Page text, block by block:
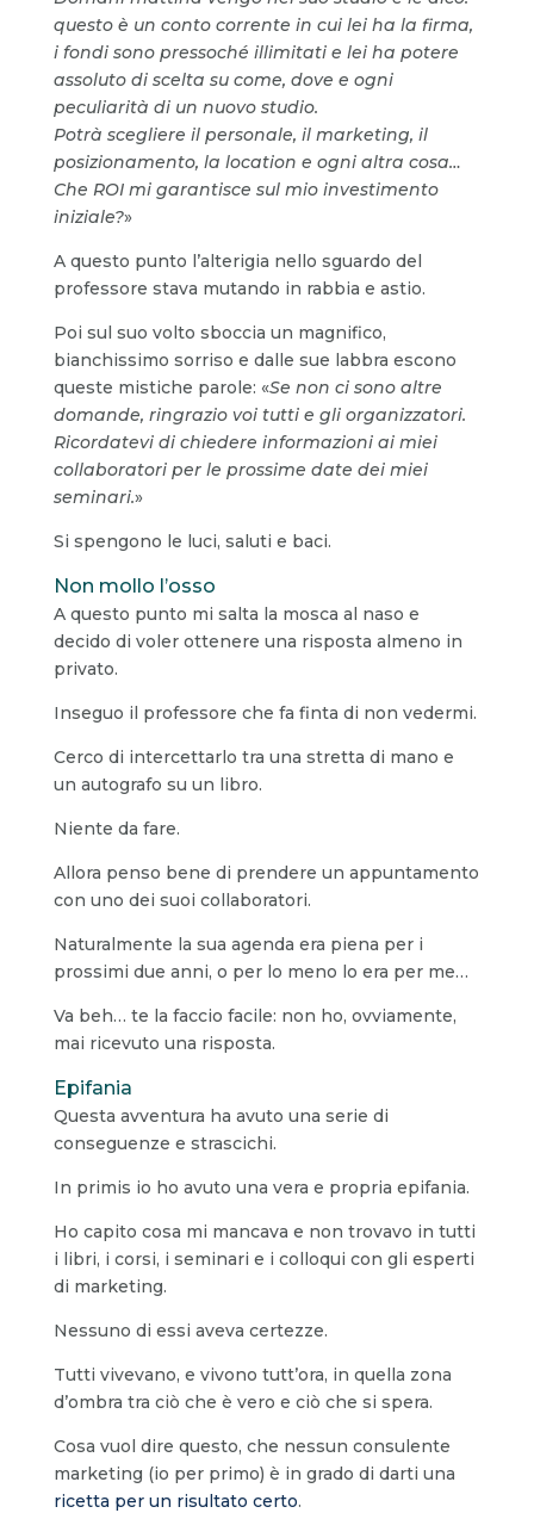
questo è un conto corrente in cui lei ha la firma,
i fondi sono pressoché illimitati e lei ha potere
assoluto di scelta su come, dove e ogni
peculiarità di un nuovo studio.
Potrà scegliere il personale, il marketing, il
posizionamento, la location e ogni altra cosa…
Che ROI mi garantisce sul mio investimento
iniziale?»
A questo punto l’alterigia nello sguardo del
professore stava mutando in rabbia e astio.
Poi sul suo volto sboccia un magnifico,
bianchissimo sorriso e dalle sue labbra escono
queste mistiche parole: «Se non ci sono altre
domande, ringrazio voi tutti e gli organizzatori.
Ricordatevi di chiedere informazioni ai miei
collaboratori per le prossime date dei miei
seminari.»
Si spengono le luci, saluti e baci.
Non mollo l’osso
A questo punto mi salta la mosca al naso e
decido di voler ottenere una risposta almeno in
privato.
Inseguo il professore che fa finta di non vedermi.
Cerco di intercettarlo tra una stretta di mano e
un autografo su un libro.
Niente da fare.
Allora penso bene di prendere un appuntamento
con uno dei suoi collaboratori.
Naturalmente la sua agenda era piena per i
prossimi due anni, o per lo meno lo era per me…
Va beh… te la faccio facile: non ho, ovviamente,
mai ricevuto una risposta.
Epifania
Questa avventura ha avuto una serie di
conseguenze e strascichi.
In primis io ho avuto una vera e propria epifania.
Ho capito cosa mi mancava e non trovavo in tutti
i libri, i corsi, i seminari e i colloqui con gli esperti
di marketing.
Nessuno di essi aveva certezze.
Tutti vivevano, e vivono tutt’ora, in quella zona
d’ombra tra ciò che è vero e ciò che si spera.
Cosa vuol dire questo, che nessun consulente
marketing (io per primo) è in grado di darti una
ricetta per un risultato certo.